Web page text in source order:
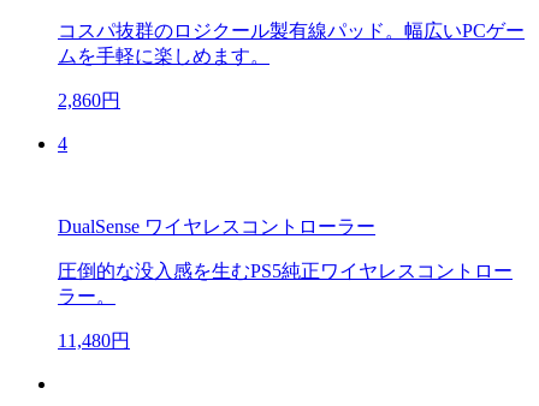
コスパ抜群のロジクール製有線パッド。幅広いPCゲー
ムを手軽に楽しめます。
2,860円
4
DualSense ワイヤレスコントローラー
圧倒的な没入感を生むPS5純正ワイヤレスコントロー
ラー。
11,480円